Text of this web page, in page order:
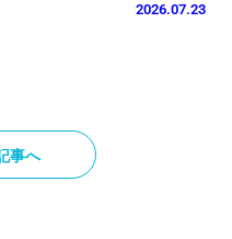
2026.07.23
事へ